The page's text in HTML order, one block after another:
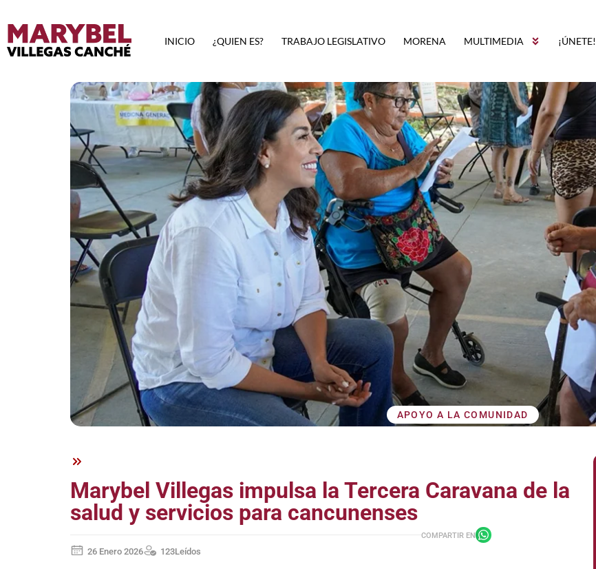
INICIO ¿QUIEN ES? TRABAJO LEGISLATIVO MORENA MULTIMEDIA ¡ÚNETE!
APOYO A LA COMUNIDAD
Marybel Villegas impulsa la Tercera Caravana de la
salud y servicios para cancunenses
COMPARTIR EN
26 Enero 2026 123Leídos